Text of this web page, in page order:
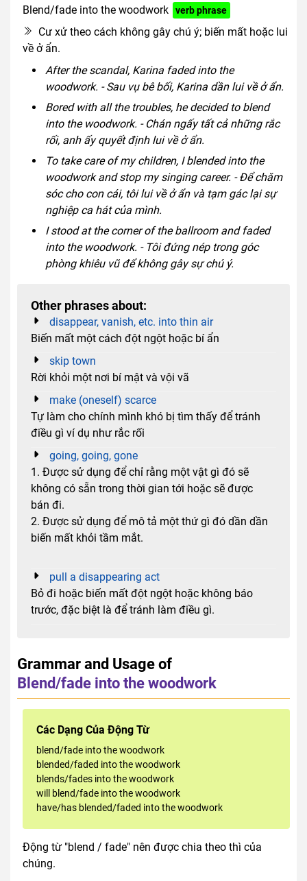
Blend/fade into the woodwork verb phrase
Cư xử theo cách không gây chú ý; biến mất hoặc lui
về ở ẩn.
After the scandal, Karina faded into the
woodwork. - Sau vụ bê bối, Karina dần lui về ở ẩn.
Bored with all the troubles, he decided to blend
into the woodwork. - Chán ngấy tất cả những rắc
rối, anh ấy quyết định lui về ở ẩn.
To take care of my children, I blended into the
woodwork and stop my singing career. - Để chăm
sóc cho con cái, tôi lui về ở ẩn và tạm gác lại sự
nghiệp ca hát của mình.
I stood at the corner of the ballroom and faded
into the woodwork. - Tôi đứng nép trong góc
phòng khiêu vũ để không gây sự chú ý.
Other phrases about:
disappear, vanish, etc. into thin air
Biến mất một cách đột ngột hoặc bí ẩn
skip town
Rời khỏi một nơi bí mật và vội vã
make (oneself) scarce
Tự làm cho chính mình khó bị tìm thấy để tránh
điều gì ví dụ như rắc rối
going, going, gone
1. Được sử dụng để chỉ rằng một vật gì đó sẽ
không có sẵn trong thời gian tới hoặc sẽ được
bán đi.
2. Được sử dụng để mô tả một thứ gì đó dần dần
biến mất khỏi tầm mắt.
pull a disappearing act
Bỏ đi hoặc biến mất đột ngột hoặc không báo
trước, đặc biệt là để tránh làm điều gì.
Grammar and Usage of
Blend/fade into the woodwork
Các Dạng Của Động Từ
blend/fade into the woodwork
blended/faded into the woodwork
blends/fades into the woodwork
will blend/fade into the woodwork
have/has blended/faded into the woodwork
Động từ "blend / fade" nên được chia theo thì của
chúng.